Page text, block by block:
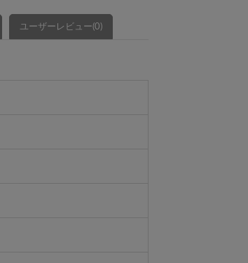
ユーザーレビュー(0)